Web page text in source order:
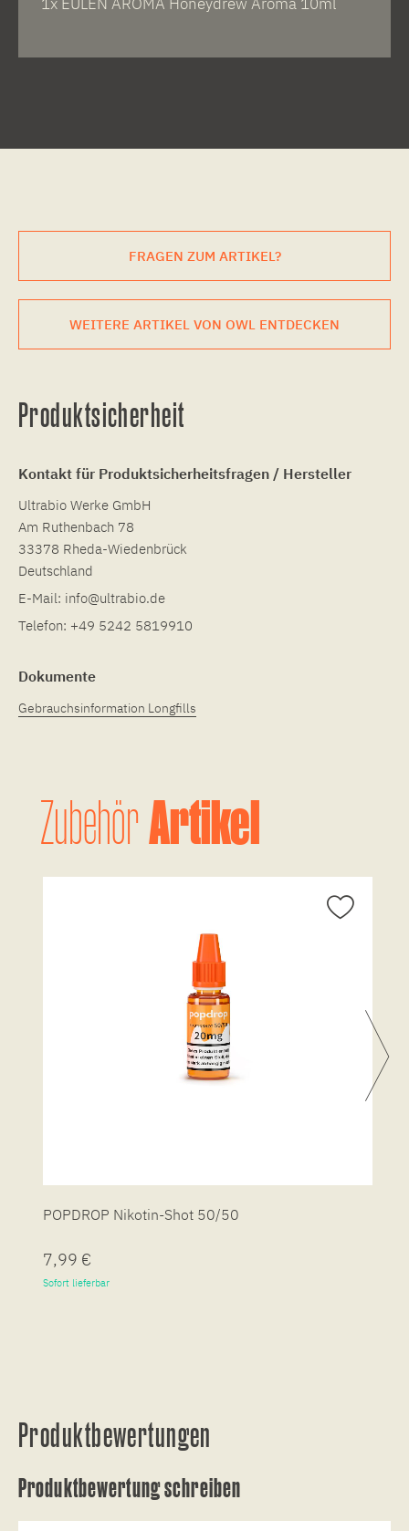
FRAGEN ZUM ARTIKEL?
WEITERE ARTIKEL VON OWL ENTDECKEN
Produktsicherheit
Kontakt für Produktsicherheitsfragen / Hersteller
Ultrabio Werke GmbH
Am Ruthenbach 78
33378 Rheda-Wiedenbrück
Deutschland
E-Mail: info@ultrabio.de
Telefon: +49 5242 5819910
Dokumente
Gebrauchsinformation Longfills
ZubehörArtikel
POPDROP Nikotin-Shot 50/50
7,99 €
Sofort lieferbar
Produktbewertungen
Produktbewertung schreiben